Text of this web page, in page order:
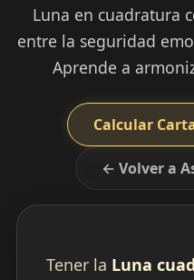
Luna en cuadratura
entre la seguridad
Aprende a
Calcular
← Volver a
Tener la Luna